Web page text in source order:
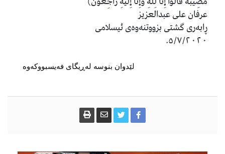
عرفان علی عبدالعزیز
ڕابەری گشتی بزووتنەوەی ئیسلامی
٥/٧/٢٠٢٠.
لێدوان بنوسە لەڕیگای فەیسبووکەوە